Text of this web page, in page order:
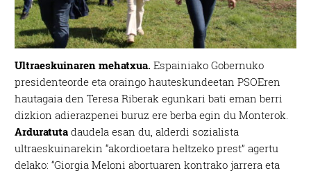
Ultraeskuinaren mehatxua. Espainiako Gobernuko
presidenteorde eta oraingo hauteskundeetan PSOEren
hautagaia den Teresa Riberak egunkari bati eman berri
dizkion adierazpenei buruz ere berba egin du Monterok.
Arduratuta daudela esan du, alderdi sozialista
ultraeskuinarekin “akordioetara heltzeko prest” agertu
delako: “Giorgia Meloni abortuaren kontrako jarrera eta